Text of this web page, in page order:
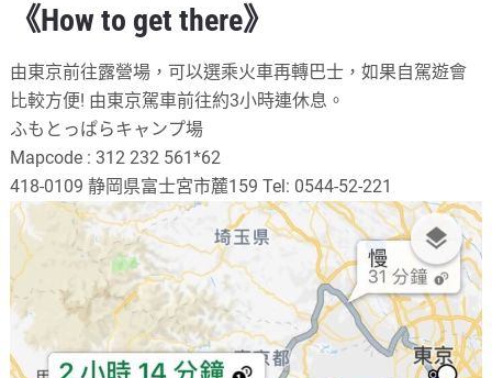
《How to get there》
由東京前往露營場，可以選乘火車再轉巴士，如果自駕遊會
比較方便! 由東京駕車前往約3小時連休息。
ふもとっぱらキャンプ場
Mapcode : 312 232 561*62
418-0109 静岡県富士宮市麓159 Tel: 0544-52-221